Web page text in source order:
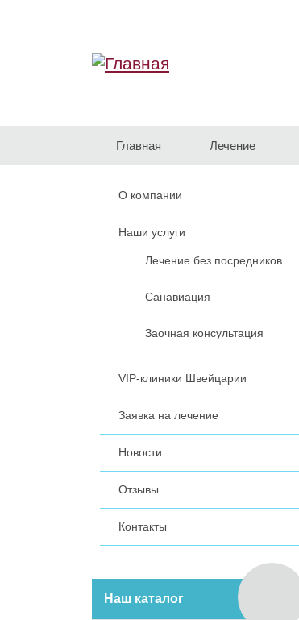
Главная Лечение
О компании
Наши услуги
Лечение без посредников
Санавиация
Заочная консультация
VIP-клиники Швейцарии
Заявка на лечение
Новости
Отзывы
Контакты
Наш каталог